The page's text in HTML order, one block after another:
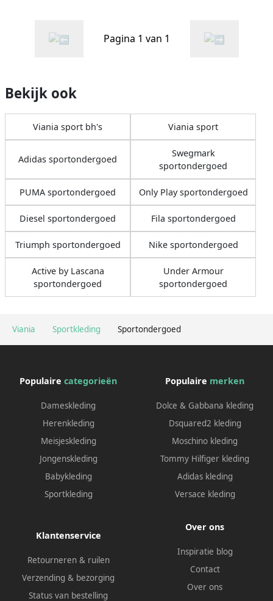
Viania Sportkleding Sportondergoed
Pagina 1 van 1
Bekijk ook
Viania sport bh's Viania sport
Adidas sportondergoed
Swegmark
sportondergoed
PUMA sportondergoed Only Play sportondergoed
Diesel sportondergoed Fila sportondergoed
Triumph sportondergoed Nike sportondergoed
Active by Lascana
sportondergoed
Under Armour
sportondergoed
Populaire categorieën
Dameskleding
Herenkleding
Meisjeskleding
Jongenskleding
Babykleding
Sportkleding
Populaire merken
Dolce & Gabbana kleding
Dsquared2 kleding
Moschino kleding
Tommy Hilfiger kleding
Adidas kleding
Versace kleding
Klantenservice
Retourneren & ruilen
Verzending & bezorging
Status van bestelling
Over ons
Inspiratie blog
Contact
Over ons